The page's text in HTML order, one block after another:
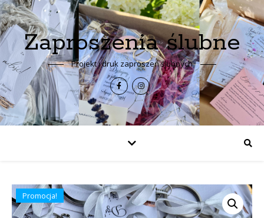
Zaproszenia ślubne
Projekt i druk zaproszeń ślubnych
Promocja!